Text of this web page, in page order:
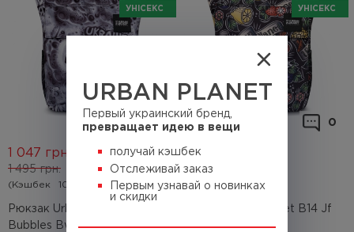
URBAN PLANET
Первый украинский бренд,
превращает идею в вещи
получай кэшбек
Отслеживай заказ
Первым узнавай о новинках
и скидки
УНІСЕКС
0
Рюкзак Urban Planet B14
Bubbles Bw
1 495 грн.
1 047 грн.
(Кэшбек 104.7 грн.)
УНІСЕКС
0
Рюкзак Urban Planet B14 Jf
Blk
1 495
1 047
(Кэшбек 104.7 грн.)